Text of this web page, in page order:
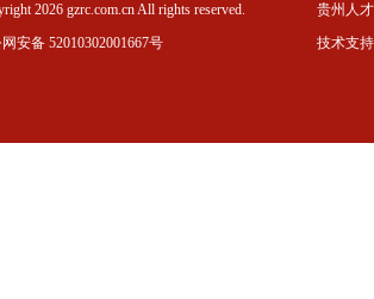
2026 gzrc.com.cn All rights reserved.
安备 52010302001667号
贵州人
技术支